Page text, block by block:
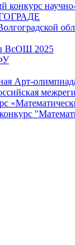
конкурс
ВсОШ 2025
Арт-